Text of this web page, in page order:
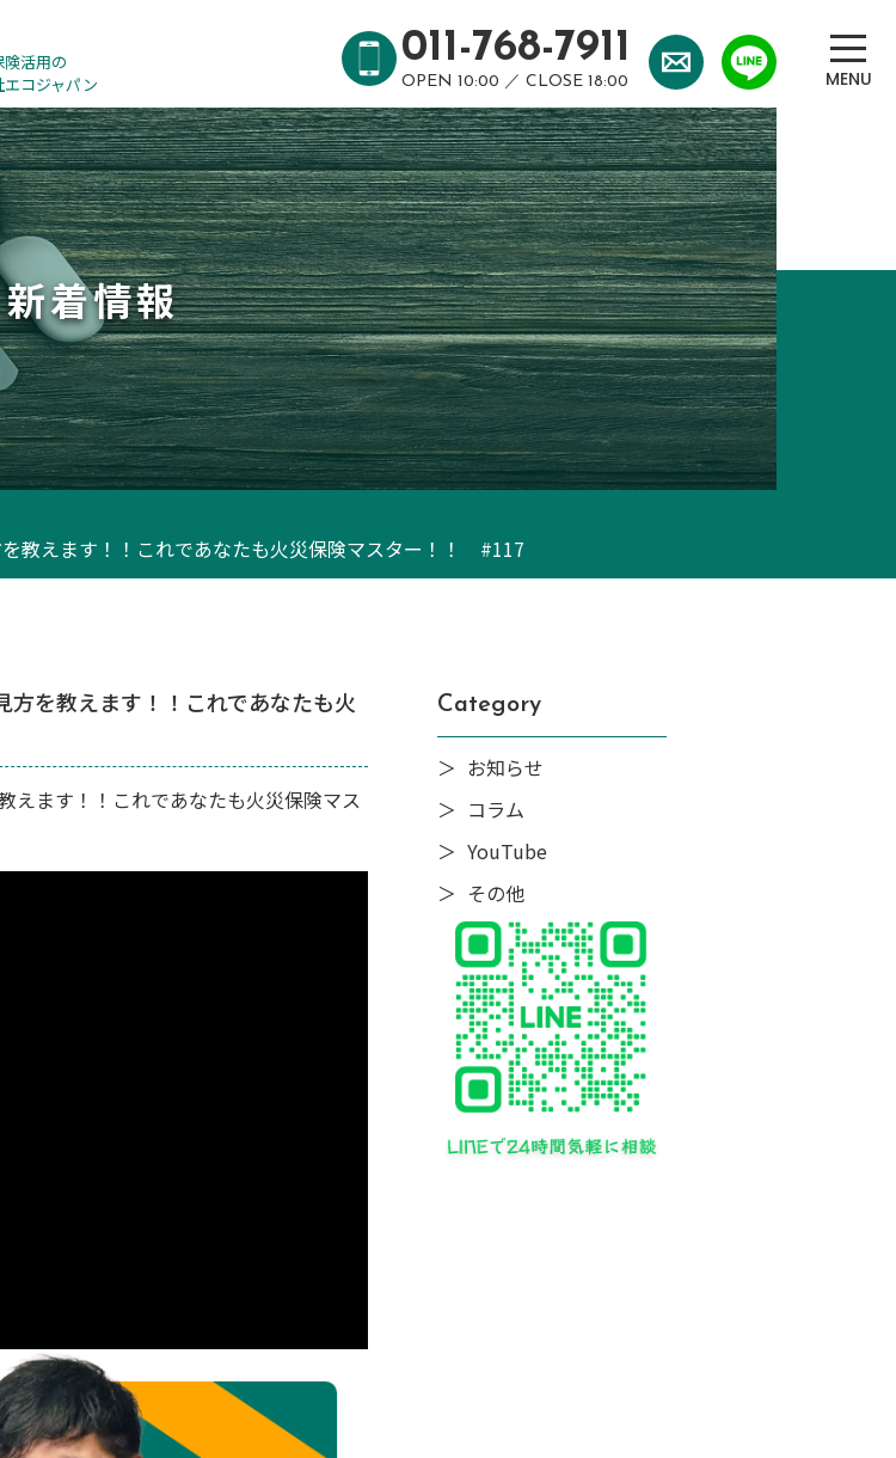
活用の
コジャパン
011-768-7911
OPEN 10:00 ／ CLOSE 18:00
新着情報
教えます！！これであなたも火災保険マスター！！ #117
方を教えます！！これであなたも火
えます！！これであなたも火災保険マス
Category
お知らせ
コラム
YouTube
その他